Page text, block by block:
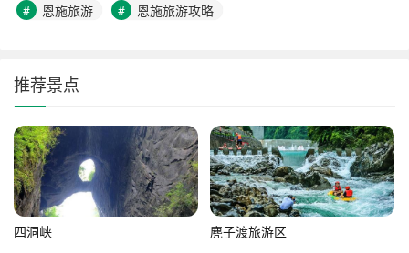
恩施旅游 恩施旅游攻略
推荐景点
四洞峡 麂子渡旅游区